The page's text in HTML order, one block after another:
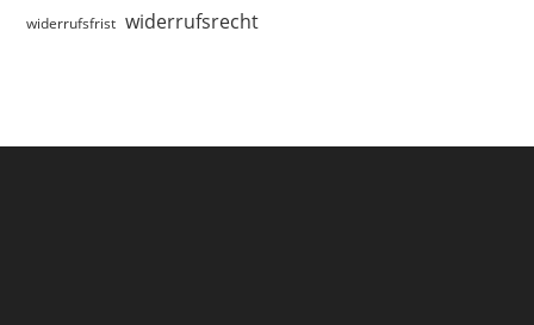
widerrufsfrist widerrufsrecht